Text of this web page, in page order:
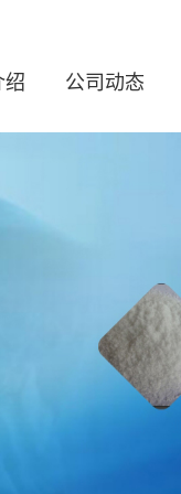
绍 公司动态